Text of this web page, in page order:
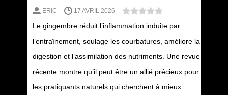
ERIC 17 AVRIL 2026
Le gingembre réduit l’inflammation induite par
l’entraînement, soulage les courbatures, améliore la
digestion et l’assimilation des nutriments. Une revue
récente montre qu’il peut être un allié précieux pour
les pratiquants naturels qui cherchent à mieux